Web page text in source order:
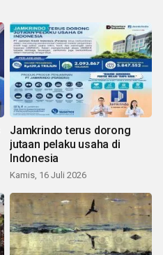
Jamkrindo terus dorong
jutaan pelaku usaha di
Indonesia
Kamis, 16 Juli 2026